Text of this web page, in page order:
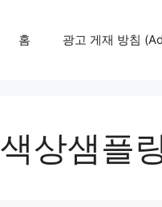
홈 광고 게재 방침
상샘플